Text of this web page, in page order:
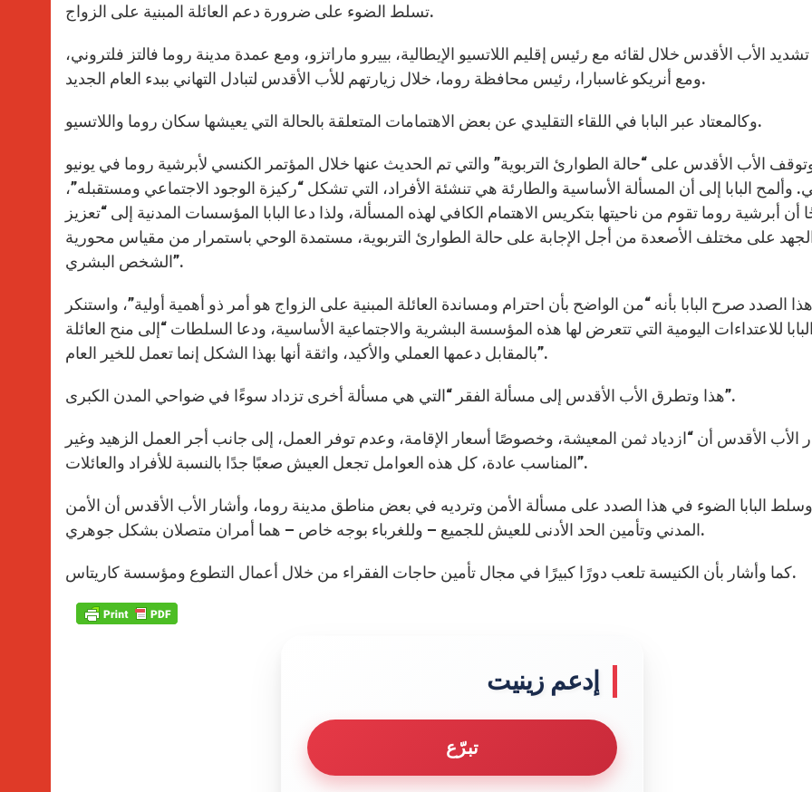
تسلط الضوء على ضرورة دعم العائلة المبنية على الزواج.
الأب الأقدس خلال لقائه مع رئيس إقليم اللاتسيو الإيطالية، بييرو ماراتزو، ومع عمدة مدينة روما فالتز فلتروني،
ومع أنريكو غاسبارا، رئيس محافظة روما، خلال زيارتهم للأب الأقدس لتبادل التهاني ببدء العام الجديد.
وكالمعتاد عبر البابا في اللقاء التقليدي عن بعض الاهتمامات المتعلقة بالحالة التي يعيشها سكان روما واللاتسيو.
الأب الأقدس على “حالة الطوارئ التربوية” والتي تم الحديث عنها خلال المؤتمر الكنسي لأبرشية روما في يونيو
وألمح البابا إلى أن المسألة الأساسية والطارئة هي تنشئة الأفراد، التي تشكل “ركيزة الوجود الاجتماعي ومستقبله”،
أبرشية روما تقوم من ناحيتها بتكريس الاهتمام الكافي لهذه المسألة، ولذا دعا البابا المؤسسات المدنية إلى “تعزيز
على مختلف الأصعدة من أجل الإجابة على حالة الطوارئ التربوية، مستمدة الوحي باستمرار من مقياس محورية
الشخص البشري”.
الصدد صرح البابا بأنه “من الواضح بأن احترام ومساندة العائلة المبنية على الزواج هو أمر ذو أهمية أولية”، واستنكر
البابا للاعتداءات اليومية التي تتعرض لها هذه المؤسسة البشرية والاجتماعية الأساسية، ودعا السلطات “إلى منح العائلة
بالمقابل دعمها العملي والأكيد، واثقة أنها بهذا الشكل إنما تعمل للخير العام”.
هذا وتطرق الأب الأقدس إلى مسألة الفقر “التي هي مسألة أخرى تزداد سوءًا في ضواحي المدن الكبرى”.
الأب الأقدس أن “ازدياد ثمن المعيشة، وخصوصًا أسعار الإقامة، وعدم توفر العمل، إلى جانب أجر العمل الزهيد وغير
المناسب عادة، كل هذه العوامل تجعل العيش صعبًا جدًا بالنسبة للأفراد والعائلات”.
البابا الضوء في هذا الصدد على مسألة الأمن وترديه في بعض مناطق مدينة روما، وأشار الأب الأقدس أن الأمن
المدني وتأمين الحد الأدنى للعيش للجميع – وللغرباء بوجه خاص – هما أمران متصلان بشكل جوهري.
كما وأشار بأن الكنيسة تلعب دورًا كبيرًا في مجال تأمين حاجات الفقراء من خلال أعمال التطوع ومؤسسة كاريتاس.
إدعم زينيت
تبرّع